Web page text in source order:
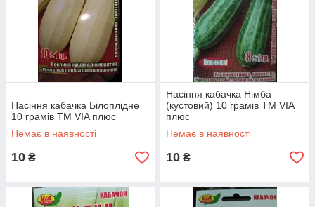
Насіння кабачка Білоплідне
10 грамів ТМ VIA плюс
Немає в наявності
10 ₴
Насіння кабачка Німба
(кустовий) 10 грамів ТМ VIA
плюс
Немає в наявності
10 ₴